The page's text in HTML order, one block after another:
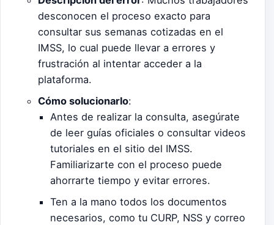
desconocen el proceso exacto para
consultar sus semanas cotizadas en el
IMSS, lo cual puede llevar a errores y
frustración al intentar acceder a la
plataforma.
Cómo solucionarlo:
Antes de realizar la consulta, asegúrate
de leer guías oficiales o consultar videos
tutoriales en el sitio del IMSS.
Familiarizarte con el proceso puede
ahorrarte tiempo y evitar errores.
Ten a la mano todos los documentos
necesarios, como tu CURP, NSS y correo